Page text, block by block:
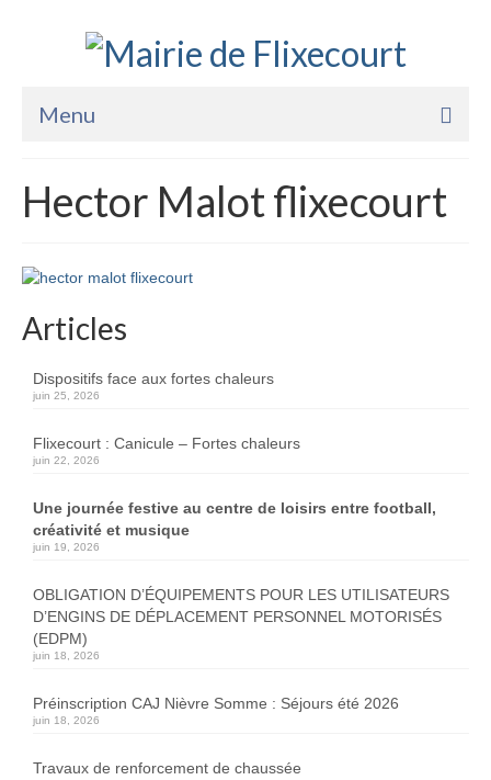
Menu
La Mairie
Sports Loisirs et Culture
Hector Malot flixecourt
Articles
Dispositifs face aux fortes chaleurs
juin 25, 2026
Flixecourt : Canicule – Fortes chaleurs
juin 22, 2026
Une journée festive au centre de loisirs entre football,
créativité et musique
juin 19, 2026
OBLIGATION D’ÉQUIPEMENTS POUR LES UTILISATEURS
D’ENGINS DE DÉPLACEMENT PERSONNEL MOTORISÉS
(EDPM)
juin 18, 2026
Préinscription CAJ Nièvre Somme : Séjours été 2026
juin 18, 2026
Travaux de renforcement de chaussée